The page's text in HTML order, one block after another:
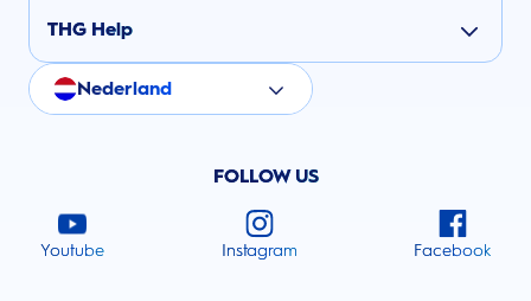
THG Help
Nederland
FOLLOW US
Youtube Instagram Facebook